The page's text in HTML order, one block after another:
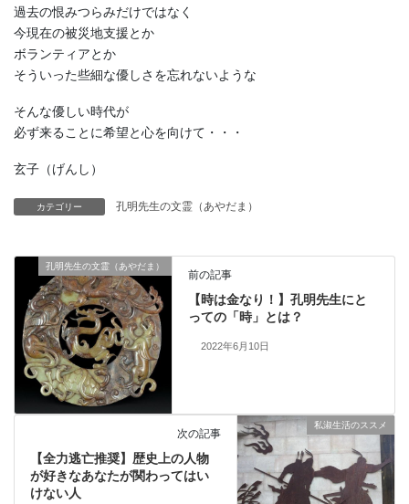
過去の恨みつらみだけではなく
今現在の被災地支援とか
ボランティアとか
そういった些細な優しさを忘れないような
そんな優しい時代が
必ず来ることに希望と心を向けて・・・
玄子（げんし）
カテゴリー 孔明先生の文霊（あやだま）
孔明先生の文霊（あやだま）
前の記事
【時は金なり！】孔明先生にと
っての「時」とは？
2022年6月10日
私淑生活のススメ
次の記事
【全力逃亡推奨】歴史上の人物
が好きなあなたが関わってはい
けない人